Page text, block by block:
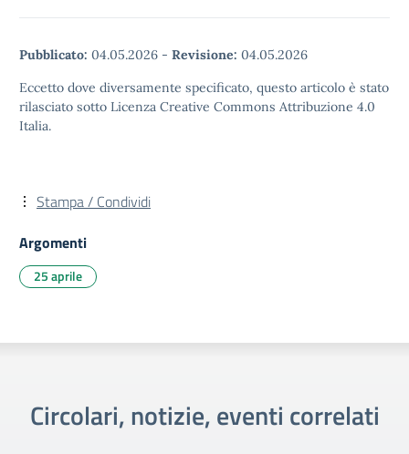
Pubblicato: 04.05.2026 - Revisione: 04.05.2026
Eccetto dove diversamente specificato, questo articolo è stato
rilasciato sotto Licenza Creative Commons Attribuzione 4.0
Italia.
Stampa / Condividi
Argomenti
25 aprile
Circolari, notizie, eventi correlati